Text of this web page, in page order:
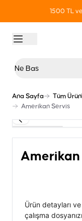
1500 TL ve
Ana Sayfa Tüm
Amerikan Servis
Amerikan
Ürün detayları
çalışma